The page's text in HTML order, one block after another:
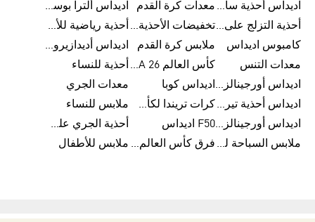
اديداس أحذية سامبا للنساء معدات كرة القدم
اديداس ألترا بوست
أحذية التزلج على اللوح للرجال
تخفيضات الأحذية للرجال
أحذية رياضية للأطفال
كامبوس اديداس
ملابس كرة القدم
اديداس أديدازيرو معدات الجري
معدات التنس
كأس العالم FIFA 26™ أحذية للنساء
اديداس أورجينالز ملابس للنساء اديداس كوبا
معدات الجري
اديداس أحذية تيريكس
كرات تريندا لكأس العالم FIFA 26™
ملابس للنساء
اديداس أورجينالز صنادل للنساءF50 اديداس
أحذية الجري على الطرق الوعرة للرجال
ملابس السباحة للنساء
فرق كأس العالم FIFA 26™ ملابس للأطفال